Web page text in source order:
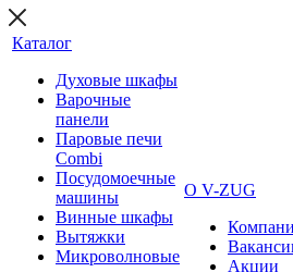
Каталог
Духовые шкафы
Варочные
панели
Паровые печи
Combi
Посудомоечные
машины
Винные шкафы
Вытяжки
Микроволновые
О V-ZUG
Акции